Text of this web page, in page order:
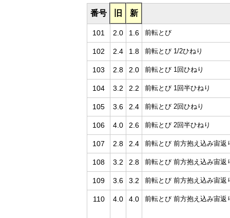
番号 旧 新
101 2.0 1.6 前転とび
102 2.4 1.8 前転とび 1/2ひねり
103 2.8 2.0 前転とび 1回ひねり
104 3.2 2.2 前転とび 1回半ひねり
105 3.6 2.4 前転とび 2回ひねり
106 4.0 2.6 前転とび 2回半ひねり
107 2.8 2.4 前転とび 前方抱え込み宙返
108 3.2 2.8 前転とび 前方抱え込み宙返
109 3.6 3.2 前転とび 前方抱え込み宙返
110 4.0 4.0 前転とび 前方抱え込み宙返